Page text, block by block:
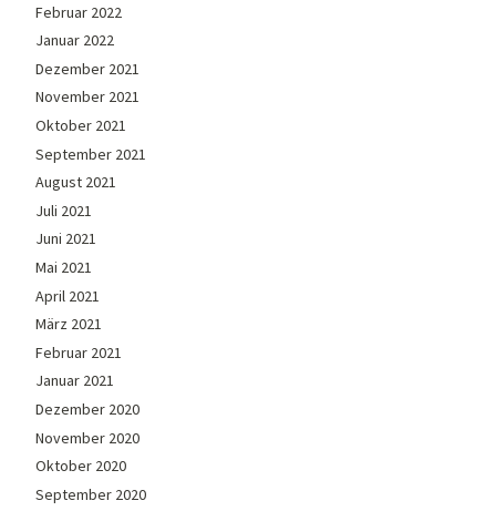
Februar 2022
Januar 2022
Dezember 2021
November 2021
Oktober 2021
September 2021
August 2021
Juli 2021
Juni 2021
Mai 2021
April 2021
März 2021
Februar 2021
Januar 2021
Dezember 2020
November 2020
Oktober 2020
September 2020